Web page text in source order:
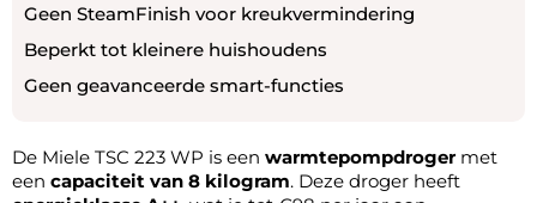
Geen SteamFinish voor kreukvermindering
Beperkt tot kleinere huishoudens
Geen geavanceerde smart-functies
De Miele TSC 223 WP is een warmtepompdrogermet
een capaciteit van 8 kilogram. Deze droger heeft